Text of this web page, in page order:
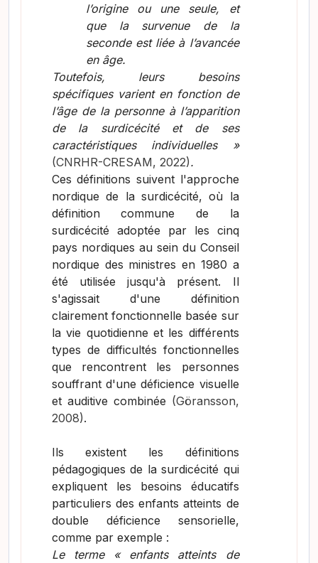
l’origine ou une seule, et
que la survenue de la
seconde est liée à l’avancée
en âge.
Toutefois, leurs besoins
spécifiques varient en fonction de
l’âge de la personne à l’apparition
de la surdicécité et de ses
caractéristiques individuelles »
(CNRHR-CRESAM, 2022).
Ces définitions suivent l'approche
nordique de la surdicécité, où la
définition commune de la
surdicécité adoptée par les cinq
pays nordiques au sein du Conseil
nordique des ministres en 1980 a
été utilisée jusqu'à présent. Il
s'agissait d'une définition
clairement fonctionnelle basée sur
la vie quotidienne et les différents
types de difficultés fonctionnelles
que rencontrent les personnes
souffrant d'une déficience visuelle
et auditive combinée (Göransson,
2008).
Ils existent les définitions
pédagogiques de la surdicécité qui
expliquent les besoins éducatifs
particuliers des enfants atteints de
double déficience sensorielle,
comme par exemple :
Le terme « enfants atteints de